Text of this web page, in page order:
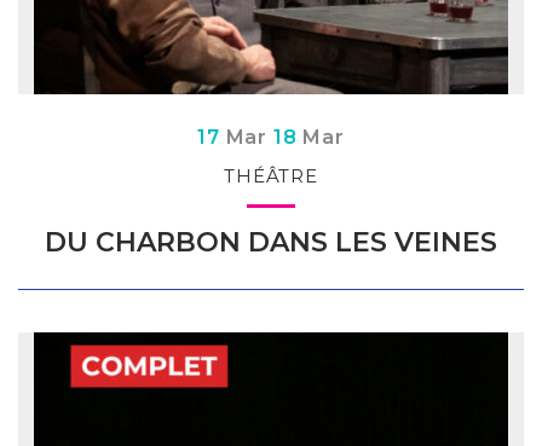
Du
17 Mar sau
18 Mar
THÉÂTRE
DU CHARBON DANS LES VEINES